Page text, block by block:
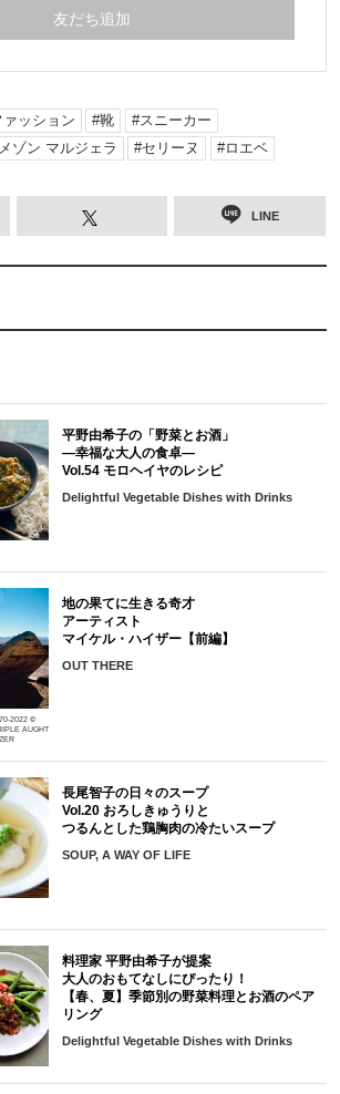
樺澤貴子が探す人気連載をお届け
友だち追加
ッション 靴
スニーカー
ゾン マルジェラ セリーヌ ロエベ
LINE
平野由希子の「野菜とお酒」
―幸福な大人の食卓―
Vol.54 モロヘイヤのレシピ
Delightful Vegetable Dishes with Drinks
2022 ©
AUGHT
地の果てに生きる奇才
アーティスト
マイケル・ハイザー【前編】
OUT THERE
長尾智子の日々のスープ
Vol.20 おろしきゅうりと
つるんとした鶏胸肉の冷たいスープ
SOUP, A WAY OF LIFE
料理家 平野由希子が提案
大人のおもてなしにぴったり！
【春、夏】季節別の野菜料理とお酒のペア
リング
Delightful Vegetable Dishes with Drinks